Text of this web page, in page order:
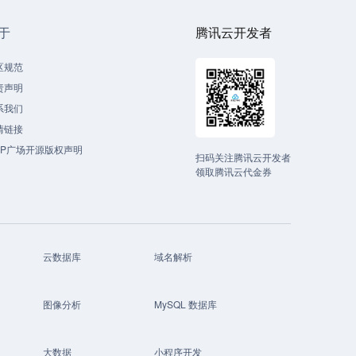
规范
声明
我们
链接
广场开源版权声明
腾讯云开发者
扫码关注腾讯云开发者
领取腾讯云代金券
云数据库 域名解析
图像分析 MySQL 数据库
大数据 小程序开发